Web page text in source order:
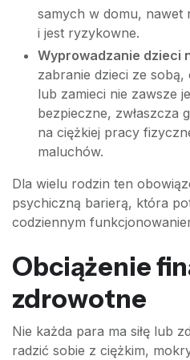
samych w domu, nawet
i jest ryzykowne.
Wyprowadzanie dzieci
zabranie dzieci ze
lub zamieci nie zawsze
bezpieczne, zwłaszcza
na ciężkiej pracy
maluchów.
Dla wielu rodzin ten
psychiczną barierą, która
codziennym
Obciążenie
zdrowotne
Nie każda para ma siłę lub
radzić sobie z ciężkim,